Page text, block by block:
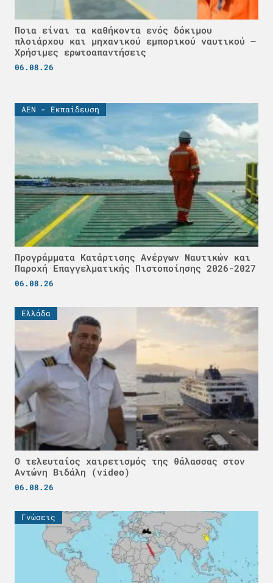
Ποια είναι τα καθήκοντα ενός δόκιμου
πλοιάρχου και μηχανικού εμπορικού ναυτικού –
Χρήσιμες ερωτοαπαντήσεις
06.08.26
ΑΕΝ - Εκπαίδευση
Προγράμματα Κατάρτισης Ανέργων Ναυτικών και
Παροχή Επαγγελματικής Πιστοποίησης 2026-2027
06.08.26
Ελλάδα
Ο τελευταίος χαιρετισμός της θάλασσας στον
Αντώνη Βιδάλη (video)
06.08.26
Γνώσεις